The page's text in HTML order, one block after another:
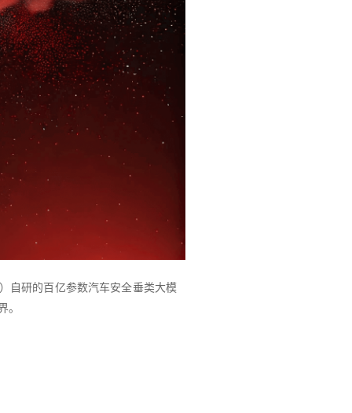
自研的百亿参数汽车安全垂类大模
。